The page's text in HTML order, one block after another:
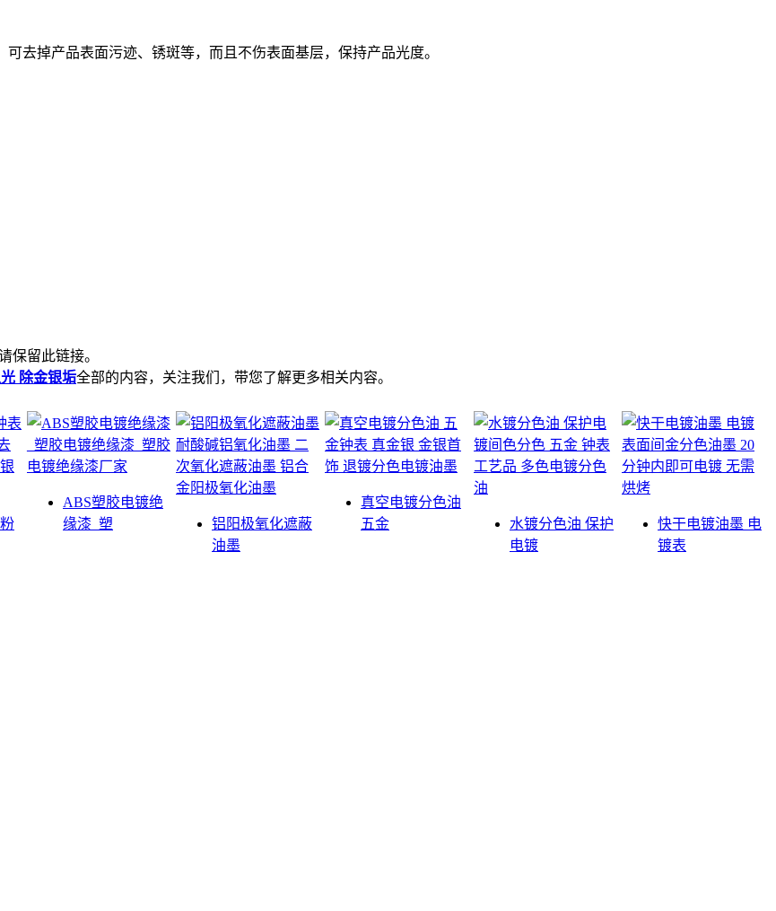
去掉产品表面污迹、锈斑等，而且不伤表面基层，保持产品光度。
保留此链接。
除金银垢全部的内容，关注我们，带您了解更多相关内容。
ABS塑胶电镀绝
缘漆_塑
铝阳极氧化遮蔽
油墨
真空电镀分色油
五金
水镀分色油 保护
电镀
快干电镀油墨 电
镀表